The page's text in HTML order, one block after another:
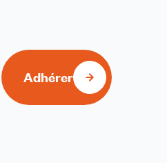
Adhérer